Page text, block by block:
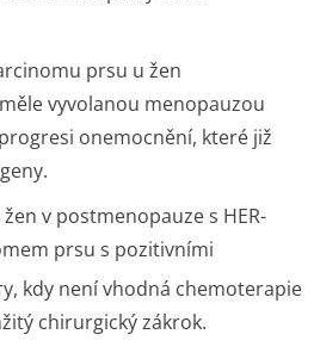
prsu u žen
vyvolanou menopauzou
onemocnění, které již
v postmenopauze s HER-
prsu s pozitivními
kdy není vhodná chemoterapie
chirurgický zákrok.